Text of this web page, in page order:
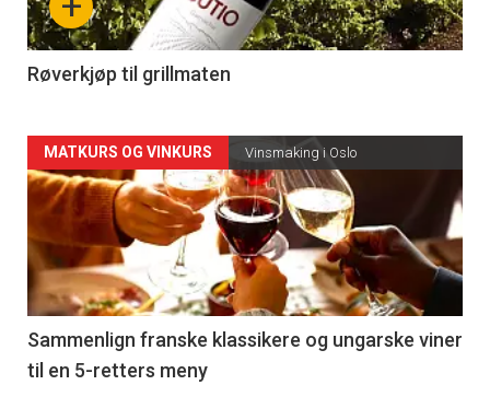
-
4
Røverkjøp til grillmaten
Forsiden
akkurat
nå
-
5
MATKURS OG VINKURS Vinsmaking i Oslo
Sammenlign franske klassikere og ungarske viner
til en 5-retters meny